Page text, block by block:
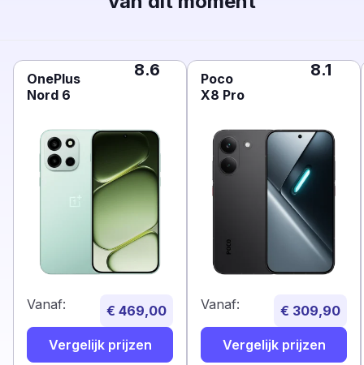
OnePlus
Nord 6
8.6
Vanaf: € 469,00
Vergelijk prijzen
Poco
X8 Pro
8.1
Vanaf: € 309,90
Vergelijk prijzen